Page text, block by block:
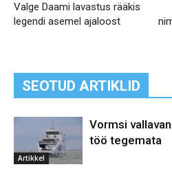
Valge Daami lavastus rääkis
legendi asemel ajaloost
SEOTUD ARTIKLID
Artikkel
Vormsi
töö tegemata